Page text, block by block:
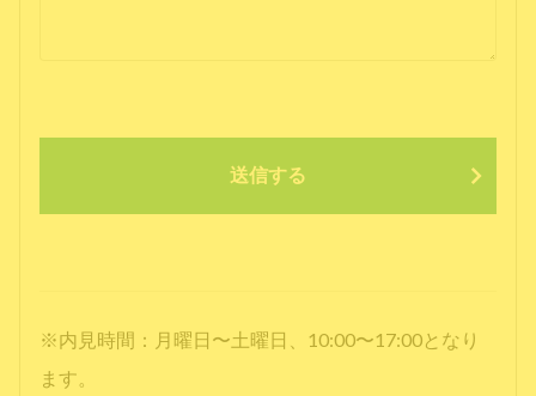
送信する
※内見時間：月曜日〜土曜日、10:00〜17:00となり
ます。